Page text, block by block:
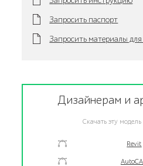
Запросить паспорт
Запросить материалы
Дизайнерам и
Скачать эту
Revit